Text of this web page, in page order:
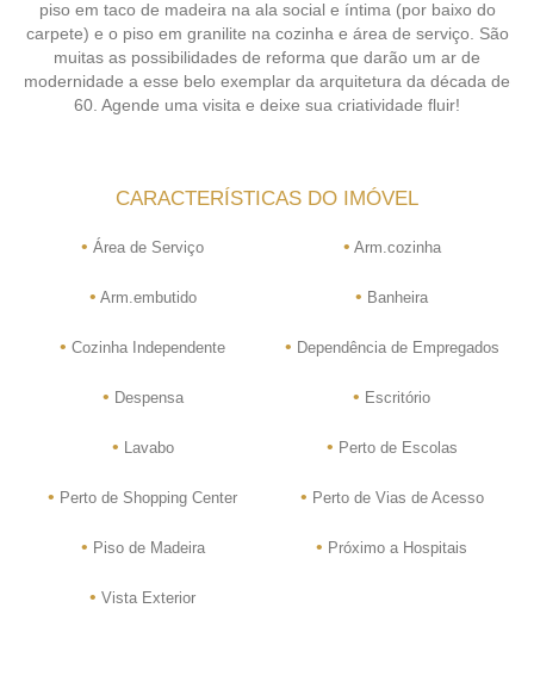
piso em taco de madeira na ala social e íntima (por baixo do
carpete) e o piso em granilite na cozinha e área de serviço. São
muitas as possibilidades de reforma que darão um ar de
modernidade a esse belo exemplar da arquitetura da década de
60. Agende uma visita e deixe sua criatividade fluir!
CARACTERÍSTICAS DO IMÓVEL
• Área de Serviço • Arm.cozinha
• Arm.embutido • Banheira
• Cozinha Independente • Dependência de Empregados
• Despensa • Escritório
• Lavabo • Perto de Escolas
• Perto de Shopping Center • Perto de Vias de Acesso
• Piso de Madeira • Próximo a Hospitais
• Vista Exterior